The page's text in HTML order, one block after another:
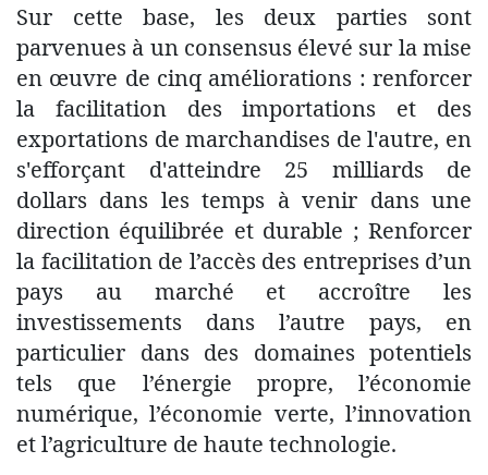
Sur cette base, les deux parties sont
parvenues à un consensus élevé sur la mise
en œuvre de cinq améliorations : renforcer
la facilitation des importations et des
exportations de marchandises de l'autre, en
s'efforçant d'atteindre 25 milliards de
dollars dans les temps à venir dans une
direction équilibrée et durable ; Renforcer
la facilitation de l’accès des entreprises d’un
pays au marché et accroître les
investissements dans l’autre pays, en
particulier dans des domaines potentiels
tels que l’énergie propre, l’économie
numérique, l’économie verte, l’innovation
et l’agriculture de haute technologie.